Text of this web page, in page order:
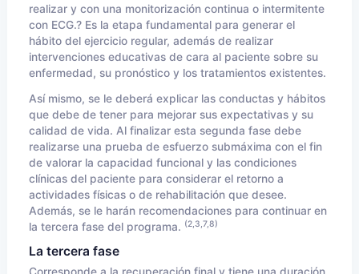
realizar y con una monitorización continua o intermitente
con ECG.? Es la etapa fundamental para generar el
hábito del ejercicio regular, además de realizar
intervenciones educativas de cara al paciente sobre su
enfermedad, su pronóstico y los tratamientos existentes.
Así mismo, se le deberá explicar las conductas y hábitos
que debe de tener para mejorar sus expectativas y su
calidad de vida. Al finalizar esta segunda fase debe
realizarse una prueba de esfuerzo submáxima con el fin
de valorar la capacidad funcional y las condiciones
clínicas del paciente para considerar el retorno a
actividades físicas o de rehabilitación que desee.
Además, se le harán recomendaciones para continuar en
la tercera fase del programa. (2,3,7,8)
La tercera fase